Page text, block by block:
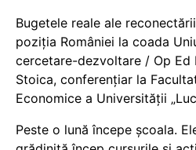
Bugetele reale ale
poziția României la coada
cercetare-dezvoltare / Op Ed
Stoica, conferențiar la
Economice a Universității
Peste o lună începe școala.